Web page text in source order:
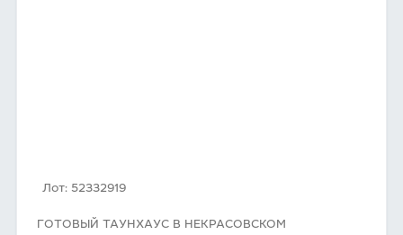
Лот: 52332919
ГОТОВЫЙ ТАУНХАУС В НЕКРАСОВСКОМ